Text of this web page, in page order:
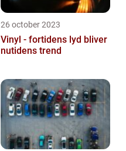
26 october 2023
Vinyl - fortidens lyd bliver
nutidens trend